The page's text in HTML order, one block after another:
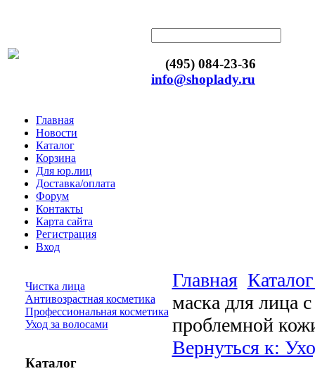
(495) 084-23-36
info@shoplady.ru
Главная
Новости
Каталог
Корзина
Для юр.лиц
Доставка/оплата
Форум
Контакты
Карта сайта
Регистрация
Вход
Чистка лица
Антивозрастная косметика
Профессиональная косметика
Уход за волосами
Каталог
Главная
маска для лица
проблемной
Вернуться к: